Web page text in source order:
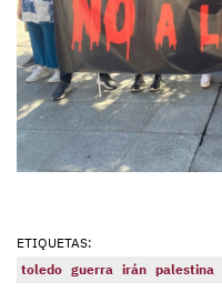
ETIQUETAS:
toledo guerra irán palestina